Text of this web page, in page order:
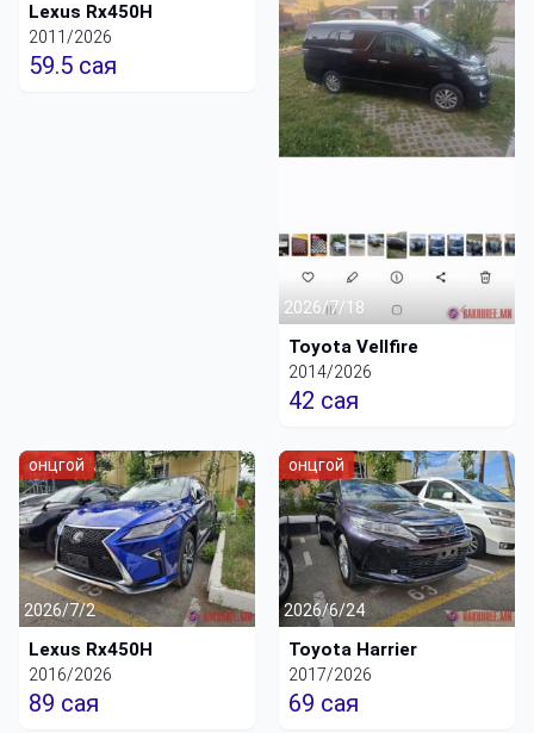
Lexus Rx450H
2011/2026
59.5 сая
2026/7/18
Toyota Vellfire
2014/2026
42 сая
онцгой
2026/7/2
Lexus Rx450H
2016/2026
89 сая
онцгой
2026/6/24
Toyota Harrier
2017/2026
69 сая